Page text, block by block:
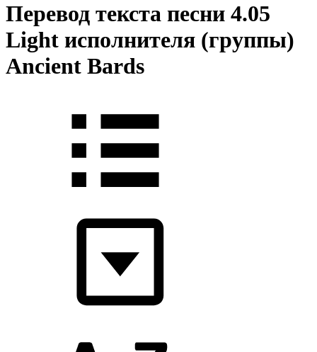
Перевод текста песни 4.05
Light исполнителя (группы)
Ancient Bards